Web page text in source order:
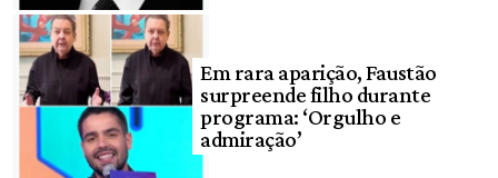
Em rara aparição, Faustão
surpreende filho durante
programa: ‘Orgulho e
admiração’